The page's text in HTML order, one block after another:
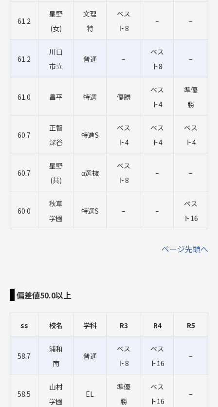
61.2
星野
(女)
文理
特
ベス
ト8
– –
61.2
川口
市立
普通 –
ベス
ト8
–
61.0 昌平 特選 優勝
ベス
ト4
準優
勝
60.7
正智
深谷
特進S
ベス
ト4
ベス
ト4
ベス
ト4
60.7
星野
(共)
α選抜
ベス
ト8
– –
60.0
秋草
学園
特選S – –
ベス
ト16
ページ先頭へ
偏差値50.0以上
ss 校名 学科 R3 R4 R5
58.7
浦和
南
普通
ベス
ト8
ベス
ト16
–
58.5
山村
学園
EL
準優
勝
ベス
ト16
–